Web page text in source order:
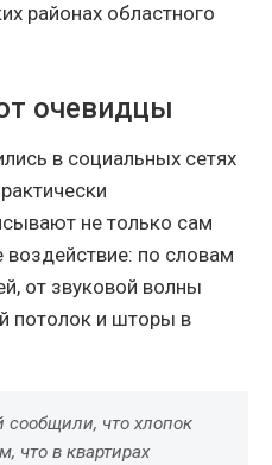
районах областного
очевидцы
в социальных сетях
не только сам
воздействие: по словам
от звуковой волны
потолок и шторы в
что хлопок
что в квартирах